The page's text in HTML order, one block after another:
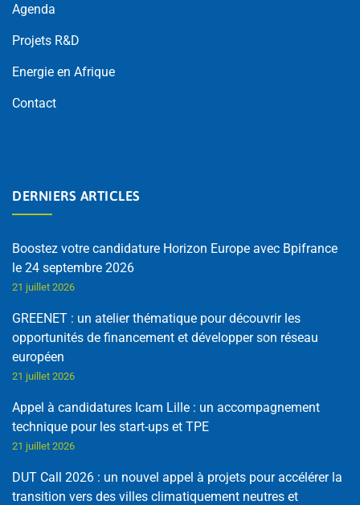
Agenda
Projets R&D
Energie en Afrique
Contact
DERNIERS ARTICLES
Boostez votre candidature Horizon Europe avec Bpifrance
le 24 septembre 2026
21 juillet 2026
GREENET : un atelier thématique pour découvrir les
opportunités de financement et développer son réseau
européen
21 juillet 2026
Appel à candidatures Icam Lille : un accompagnement
technique pour les start-ups et TPE
21 juillet 2026
DUT Call 2026 : un nouvel appel à projets pour accélérer la
transition vers des villes climatiquement neutres et